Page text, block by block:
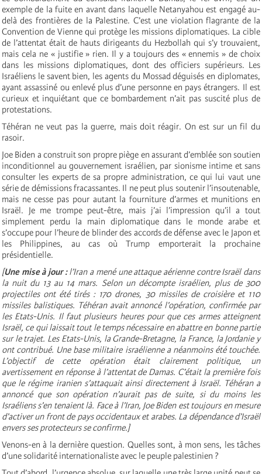
exemple de la fuite en avant dans laquelle Netanyahou est engagé au-
delà des frontières de la Palestine. C’est une violation flagrante de la
Convention de Vienne qui protège les missions diplomatiques. La cible
de l’attentat était de hauts dirigeants du Hezbollah qui s’y trouvaient,
mais cela ne « justifie » rien. Il y a toujours des « ennemis » de choix
dans les missions diplomatiques, dont des officiers supérieurs. Les
Israéliens le savent bien, les agents du Mossad déguisés en diplomates,
ayant assassiné ou enlevé plus d’une personne en pays étrangers. Il est
curieux et inquiétant que ce bombardement n’ait pas suscité plus de
protestations.
Téhéran ne veut pas la guerre, mais doit réagir. On est sur un fil du
rasoir.
Joe Biden a construit son propre piège en assurant d’emblée son soutien
inconditionnel au gouvernement israélien, par sionisme intime et sans
consulter les experts de sa propre administration, ce qui lui vaut une
série de démissions fracassantes. Il ne peut plus soutenir l’insoutenable,
mais ne cesse pas pour autant la fourniture d’armes et munitions en
Israël. Je me trompe peut-être, mais j’ai l’impression qu’il a tout
simplement perdu la main diplomatique dans le monde arabe et
s’occupe pour l’heure de blinder des accords de défense avec le Japon et
les Philippines, au cas où Trump emporterait la prochaine
présidentielle.
[Une mise à jour :l’Iran a mené une attaque aérienne contre Israël dans
la nuit du 13 au 14 mars. Selon un décompte israélien, plus de 300
projectiles ont été tirés : 170 drones, 30 missiles de croisière et 110
missiles balistiques. Téhéran avait annoncé l’opération, confirmée par
les Etats-Unis. Il faut plusieurs heures pour que ces armes atteignent
Israël, ce qui laissait tout le temps nécessaire en abattre en bonne partie
sur le trajet. Les Etats-Unis, la Grande-Bretagne, la France, la Jordanie y
ont contribué. Une base militaire israélienne a néanmoins été touchée.
L’objectif de cette opération était clairement politique, un
avertissement en réponse à l’attentat de Damas. C’était la première fois
que le régime iranien s’attaquait ainsi directement à Israël. Téhéran a
annoncé que son opération n’aurait pas de suite, si du moins les
Israéliens s’en tenaient là. Face à l’Iran, Joe Biden est toujours en mesure
d’activer un front de pays occidentaux et arabes. La dépendance d’Israël
envers ses protecteurs se confirme.]
Venons-en à la dernière question. Quelles sont, à mon sens, les tâches
d’une solidarité internationaliste avec le peuple palestinien ?